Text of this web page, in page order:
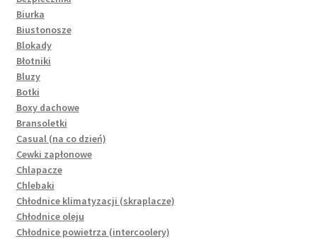
Biurka
Biustonosze
Blokady
Błotniki
Bluzy
Botki
Boxy dachowe
Bransoletki
Casual (na co dzień)
Cewki zapłonowe
Chlapacze
Chlebaki
Chłodnice klimatyzacji (skraplacze)
Chłodnice oleju
Chłodnice powietrza (intercoolery)